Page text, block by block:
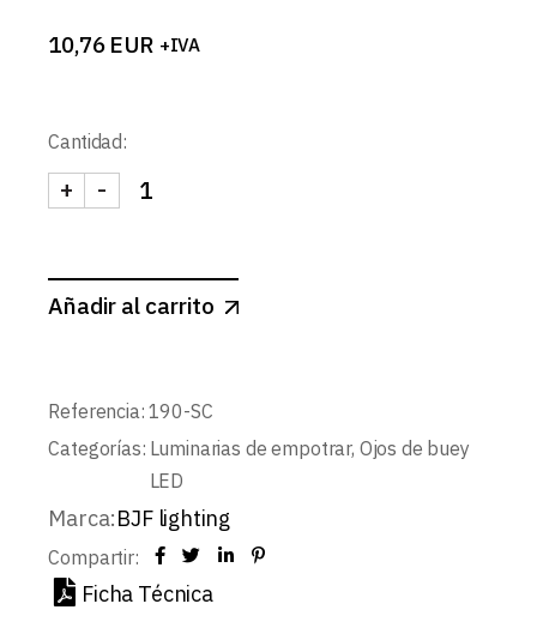
10,76 EUR +IVA
Cantidad:
ARO BOLA BASCULANTE ∅80mm SATIN
-
+
Añadir al carrito
Referencia: 190-SC
Categorías: Luminarias de empotrar, Ojos de buey
LED
Marca:BJF lighting
Compartir:
Ficha Técnica